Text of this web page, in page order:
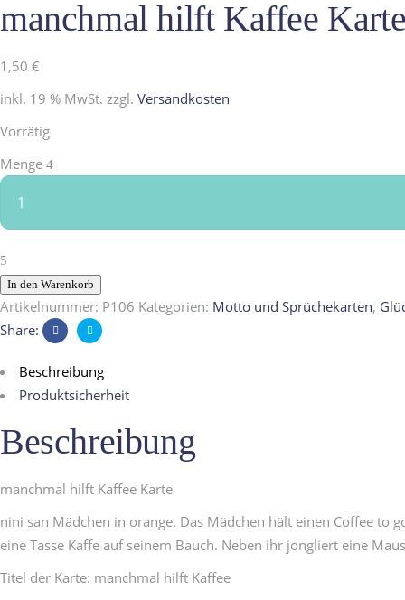
manchmal hilft Kaffee
1,50 €
inkl. 19 % MwSt. zzgl. Versandkosten
Vorrätig
manchmal
hilft
Kaffee
Karte
quantity
Menge
In den Warenkorb
Artikelnummer: P106 Kategorien: Motto und Sprüchekarten,
Share:
Beschreibung
Produktsicherheit
Beschreibung
manchmal hilft Kaffee Karte
nini san Mädchen in orange. Das Mädchen hält einen Coffee to
eine Tasse Kaffe auf seinem Bauch. Neben ihr jongliert eine
Titel der Karte: manchmal hilft Kaffee